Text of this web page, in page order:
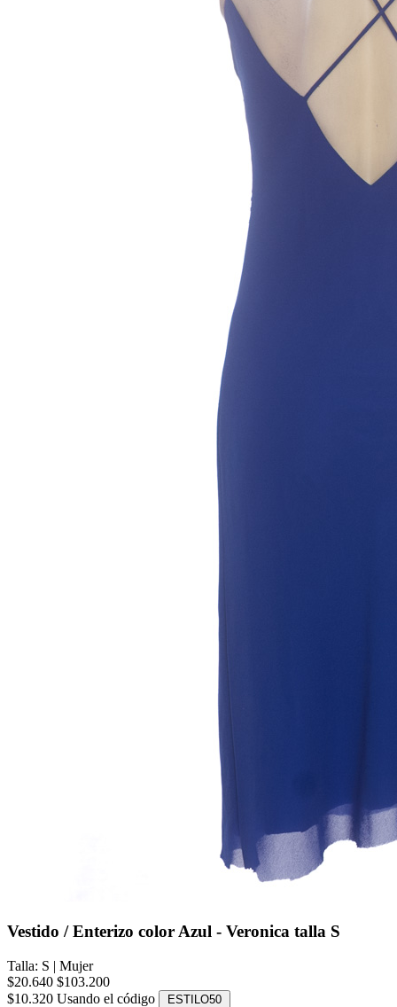
Vestido / Enterizo color Azul - Veronica talla S
Talla: S | Mujer
$20.640 $103.200
$10.320 Usando el código ESTILO50